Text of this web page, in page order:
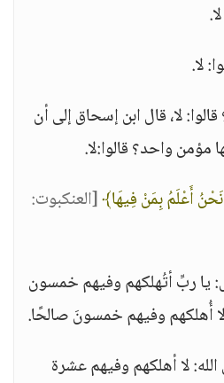
لا.
لا، قال ابن إسحاق إلى أن
مؤمن واحد؟ قالوا:لا.
أَعْلَمُ بِمَنْ فِيهَا﴾[العنكبوت:
يا ربِّ أتُهلكهم وفيهم خمسون
أُهلكهم وفيهم خمسونَ صالحًا.
لا أهلكهم وفيهم عشرة